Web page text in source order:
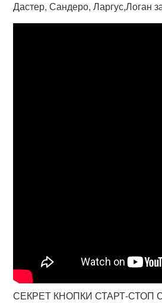
Дастер, Сандеро, Ларгус,Логан
СЕКРЕТ КНОПКИ СТАРТ-СТОП